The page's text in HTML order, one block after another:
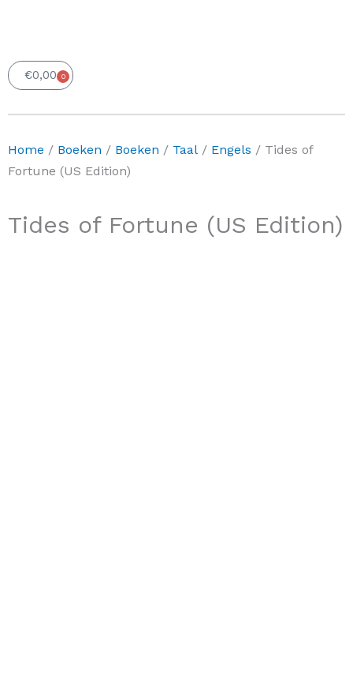
€0,00 0
Winkelwagen
Home / Boeken / Boeken / Taal / Engels / Tides of
Fortune (US Edition)
Tides of Fortune (US Edition)